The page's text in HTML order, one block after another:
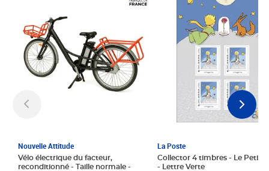
Nouvelle Attitude
Vélo électrique du facteur,
reconditionné - Taille normale -
La Poste
Collector 4 timbres - Le Petit
- Lettre Verte